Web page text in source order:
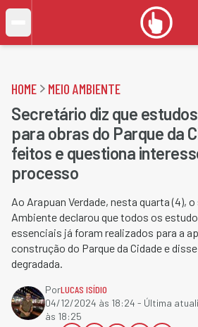
HOME MEIO AMBIENTE
Secretário diz que
para obras do Parque da
feitos e questiona
processo
Ao Arapuan Verdade, nesta quarta (4),
Ambiente declarou que todos os
essenciais já foram realizados para a
construção do Parque da Cidade e
degradada.
PorLUCAS ISÍDIO
04/12/2024 às 18:24 - Última
às 18:25